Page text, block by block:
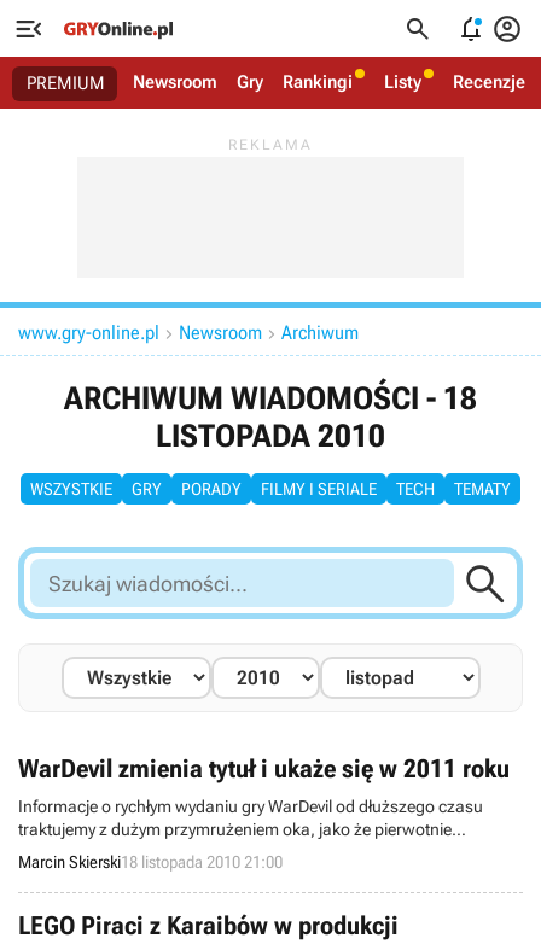
   
PREMIUM Newsroom Gry Rankingi Listy Recenzje
www.gry-online.pl  Newsroom  Archiwum
ARCHIWUM WIADOMOŚCI - 18
LISTOPADA 2010
WSZYSTKIE GRY PORADY FILMY I SERIALE TECH TEMATY
Szukaj
wiadomości...

WarDevil zmienia tytuł i ukaże się w 2011 roku
Informacje o rychłym wydaniu gry WarDevil od dłuższego czasu
traktujemy z dużym przymrużeniem oka, jako że pierwotnie
zapowiedziano ją pięć lat temu, gdy aktualna generacja konsol
dopiero trafiała na rynek. Od jakiegoś czasu dało się już nawet
słyszeć pogłoski o anulowaniu prac nad tym tytułem, jednak w
świetle dzisiejszej wiadomości okazały się one nieprawdziwe.
Marcin Skierski18 listopada 2010 21:00
LEGO Piraci z Karaibów w produkcji